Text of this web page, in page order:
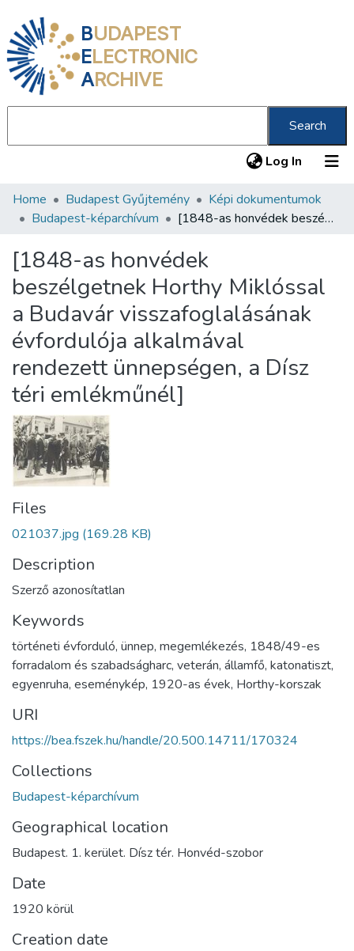
BUDAPEST
ELECTRONIC
ARCHIVE
Search
Log In (current)
Communities & Collections
Statistics
About us
Home Budapest Gyűjtemény
Képi dokumentumok
Budapest-képarchívum
[1848-as honvédek beszélgetnek Horthy Miklóssal a Budavár visszafoglalásának évfordulója alkalmával rendezett ünnepségen, a Dísz téri emlékműnél]
[1848-as honvédek
beszélgetnek Horthy Miklóssal
a Budavár visszafoglalásának
évfordulója alkalmával
rendezett ünnepségen, a Dísz
téri emlékműnél]
Files
021037.jpg (169.28 KB)
Description
Szerző azonosítatlan
Keywords
történeti évforduló, ünnep, megemlékezés, 1848/49-es
forradalom és szabadságharc, veterán, államfő, katonatiszt,
egyenruha, eseménykép, 1920-as évek, Horthy-korszak
URI
https://bea.fszek.hu/handle/20.500.14711/170324
Collections
Budapest-képarchívum
Geographical location
Budapest. 1. kerület. Dísz tér. Honvéd-szobor
Date
1920 körül
Creation date